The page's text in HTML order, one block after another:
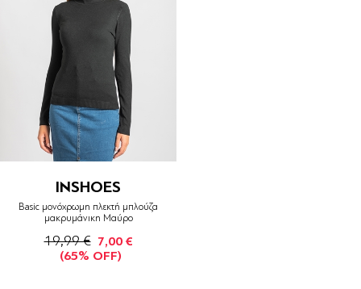
INSHOES
Basic μονόχρωμη πλεκτή μπλούζα
μακρυμάνικη Μαύρο
19,99 € 7,00 €
(65% OFF)